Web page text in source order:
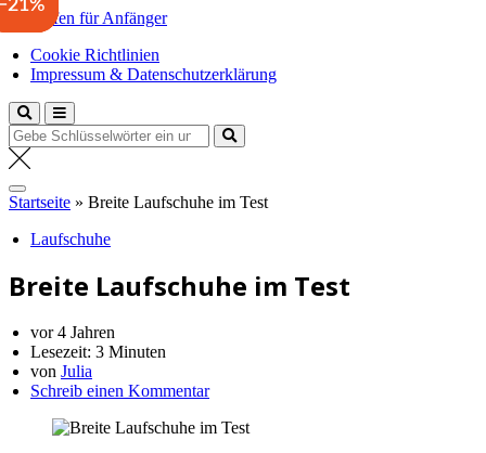
Zum
Inhalt
springen
Laufen für Anfänger
Anfängertipps und Tricks
Cookie Richtlinien
Impressum & Datenschutzerklärung
Suche
nach:
Startseite » Breite Laufschuhe im Test
Laufschuhe
Breite Laufschuhe im Test
vor 4 Jahren
Lesezeit: 3 Minuten
von Julia
Schreib einen Kommentar